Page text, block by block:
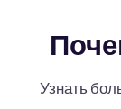
Узнать